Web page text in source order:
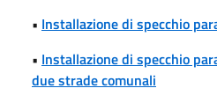
• Installazione di specchio
• Installazione di specchio
due strade comunali